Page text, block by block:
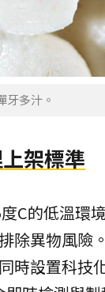
多汁。
架標準
C的低溫環
除異物風險
時設置科技